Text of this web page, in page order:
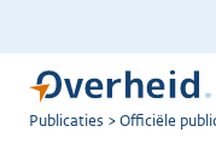
U
Publicaties Officiële